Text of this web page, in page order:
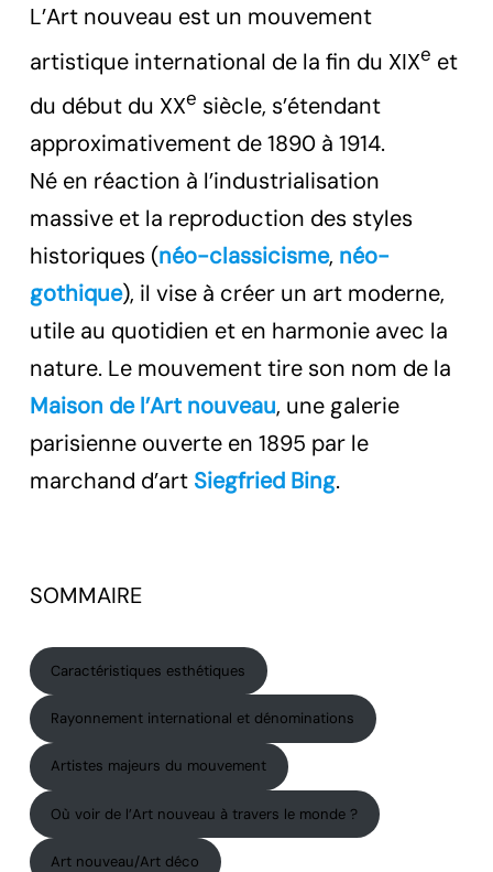
L’Art nouveau est un mouvement
artistique international de la fin du XIXe et
du début du XXe siècle, s’étendant
approximativement de 1890 à 1914.
Né en réaction à l’industrialisation
massive et la reproduction des styles
historiques (néo-classicisme, néo-
gothique), il vise à créer un art moderne,
utile au quotidien et en harmonie avec la
nature. Le mouvement tire son nom de la
Maison de l’Art nouveau, une galerie
parisienne ouverte en 1895 par le
marchand d’art Siegfried Bing.
SOMMAIRE
Caractéristiques esthétiques
Rayonnement international et dénominations
Artistes majeurs du mouvement
Où voir de l’Art nouveau à travers le monde ?
Art nouveau/Art déco